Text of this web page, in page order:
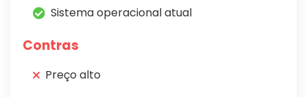
Sistema operacional atual
Contras
Preço alto